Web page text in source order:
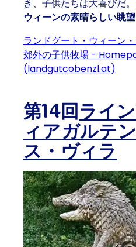
き、子供たちは大喜びだ。
ウィーンの素晴らしい眺
ランドグート・ウィーン
郊外の子供牧場 -
(landgutcobenzl.at)
第14回ライ
ィアガルテ
ス・ヴィラ